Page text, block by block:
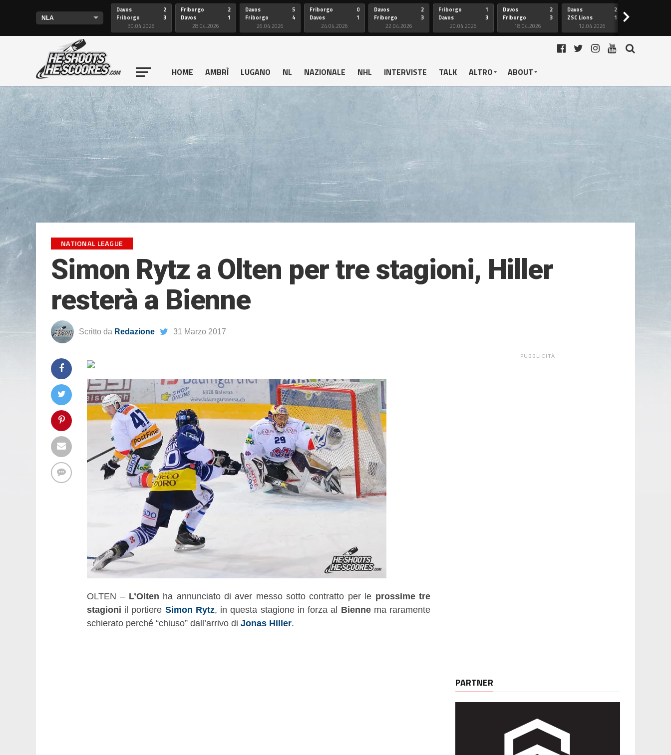
Davos
Friborgo
2
3
30.04.2026
Friborgo
Davos
2
1
28.04.2026
Davos
Friborgo
5
4
26.04.2026
Friborgo
Davos
0
1
24.04.2026
Davos
Friborgo
2
3
22.04.2026
Friborgo
Davos
1
3
20.04.2026
Davos
Friborgo
2
3
18.04.2026
Davos
ZSC Lions
2
1
12.04.2026
>
HOME AMBRÌ LUGANO NL NAZIONALE NHL INTERVISTE TALK ALTRO ABOUT
NATIONAL LEAGUE
Simon Rytz a Olten per tre stagioni, Hiller
resterà a Bienne
Scritto da Redazione 31 Marzo 2017
OLTEN – L’Olten ha annunciato di aver messo sotto contratto per le prossime tre
stagioni il portiere Simon Rytz, in questa stagione in forza al Biennema raramente
schierato perché “chiuso” dall’arrivo di Jonas Hiller.
PUBBLICITÀ
PARTNER